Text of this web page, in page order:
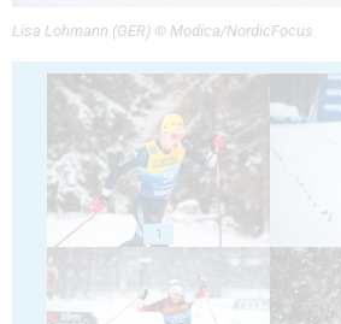
Lisa Lohmann (GER) © Modica/NordicFocus
1